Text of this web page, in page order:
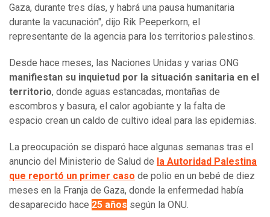
Gaza, durante tres días, y habrá una pausa humanitaria
durante la vacunación", dijo Rik Peeperkorn, el
representante de la agencia para los territorios palestinos.
Desde hace meses, las Naciones Unidas y varias ONG
manifiestan su inquietud por la situación sanitaria en el
territorio, donde aguas estancadas, montañas de
escombros y basura, el calor agobiante y la falta de
espacio crean un caldo de cultivo ideal para las epidemias.
La preocupación se disparó hace algunas semanas tras el
anuncio del Ministerio de Salud de la Autoridad Palestina
que reportó un primer caso de polio en un bebé de diez
meses en la Franja de Gaza, donde la enfermedad había
desaparecido hace 25 años según la ONU.